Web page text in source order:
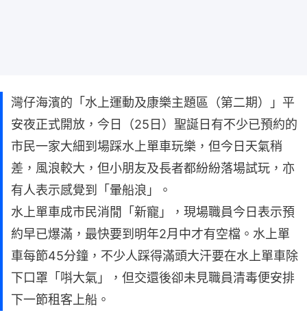
灣仔海濱的「水上運動及康樂主題區（第二期）」平
安夜正式開放，今日（25日）聖誕日有不少已預約的
市民一家大細到場踩水上單車玩樂，但今日天氣稍
差，風浪較大，但小朋友及長者都紛紛落場試玩，亦
有人表示感覺到「暈船浪」。
水上單車成市民消閒「新寵」，現場職員今日表示預
約早已爆滿，最快要到明年2月中才有空檔。水上單
車每節45分鐘，不少人踩得滿頭大汗要在水上單車除
下口罩「唞大氣」，但交還後卻未見職員清毒便安排
下一節租客上船。